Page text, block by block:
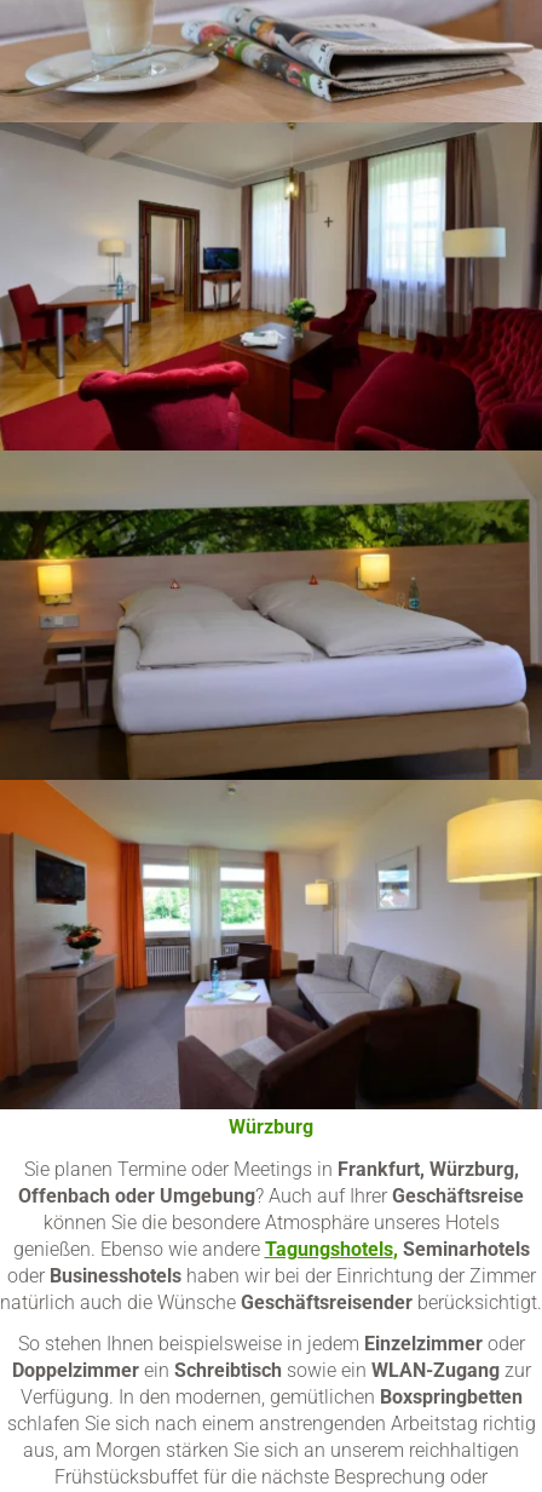
Zimmer für Ihre Geschäftsreise nach Frankfurt oder
Würzburg
Sie planen Termine oder Meetings in Frankfurt, Würzburg,
Offenbach oder Umgebung? Auch auf Ihrer Geschäftsreise
können Sie die besondere Atmosphäre unseres Hotels
genießen. Ebenso wie andere Tagungshotels, Seminarhotels
oder Businesshotelshaben wir bei der Einrichtung der Zimmer
natürlich auch die Wünsche Geschäftsreisender berücksichtigt.
So stehen Ihnen beispielsweise in jedem Einzelzimmeroder
Doppelzimmerein Schreibtisch sowie ein WLAN-Zugangzur
Verfügung. In den modernen, gemütlichen Boxspringbetten
schlafen Sie sich nach einem anstrengenden Arbeitstag richtig
aus, am Morgen stärken Sie sich an unserem reichhaltigen
Frühstücksbuffet für die nächste Besprechung oder